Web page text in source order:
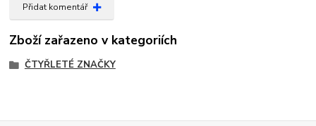
Přidat komentář
Zboží zařazeno v kategoriích
ČTYŘLETÉ ZNAČKY